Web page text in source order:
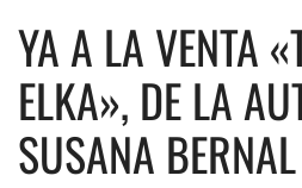
YA A LA VENTA
ELKA», DE LA
SUSANA BERNAL